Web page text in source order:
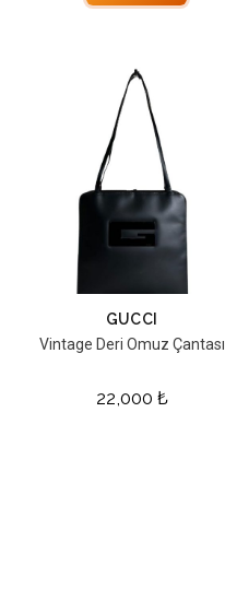
GUCCI
Vintage Deri Omuz Çantası
22,000 ₺